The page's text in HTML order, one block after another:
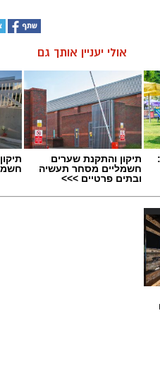
אולי יעניין אותך גם
תיקון והתקנת שערים
חשמליים מסחר תעשיה
ובתים פרטיים >>>